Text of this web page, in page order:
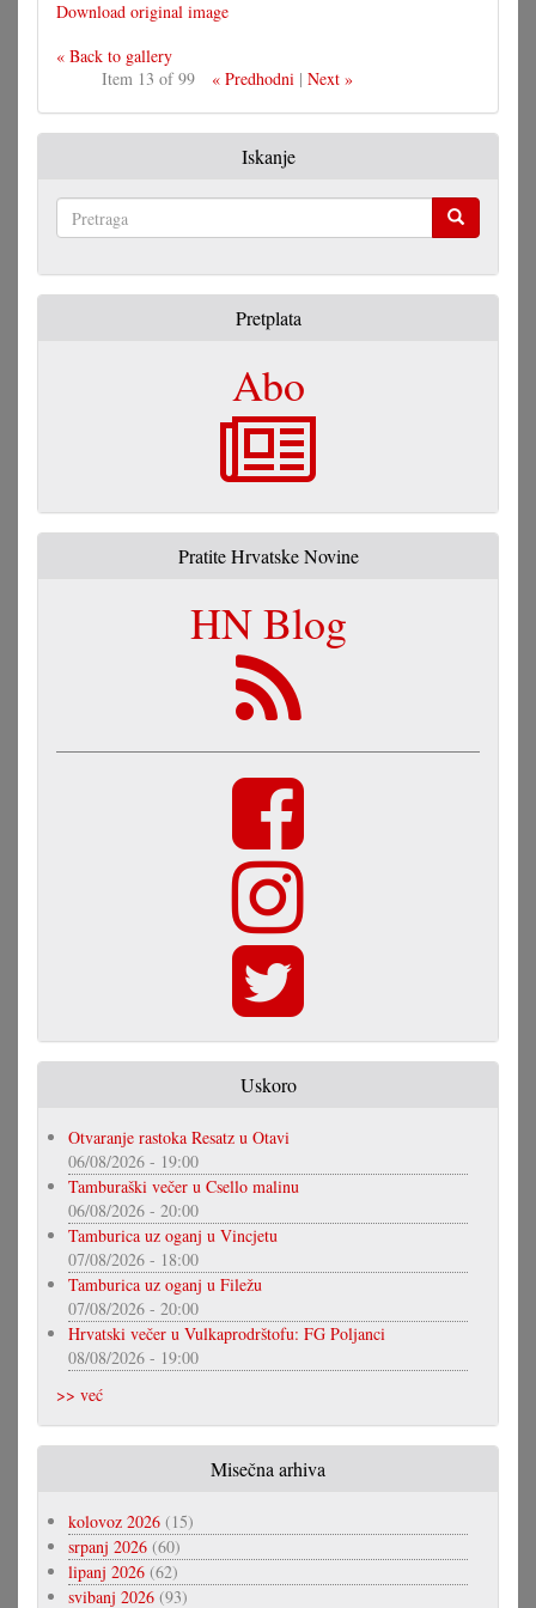
Download original image
« Back to gallery
Item 13 of 99
« Predhodni| Next »
Iskanje
Pretplata
Abo
Pratite Hrvatske Novine
HN Blog
Uskoro
Otvaranje rastoka Resatz u Otavi
06/08/2026 - 19:00
Tamburaški večer u Csello malinu
06/08/2026 - 20:00
Tamburica uz oganj u Vincjetu
07/08/2026 - 18:00
Tamburica uz oganj u Filežu
07/08/2026 - 20:00
Hrvatski večer u Vulkaprodrštofu: FG Poljanci
08/08/2026 - 19:00
>> već
Misečna arhiva
kolovoz 2026 (15)
srpanj 2026 (60)
lipanj 2026 (62)
svibanj 2026 (93)